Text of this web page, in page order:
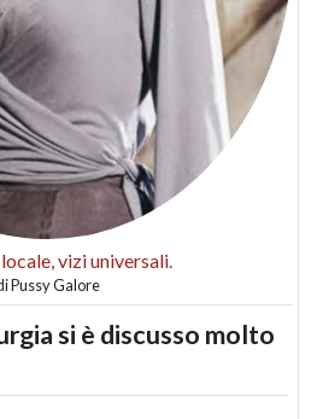
vizi universali.
Pussy Galore
si è discusso molto